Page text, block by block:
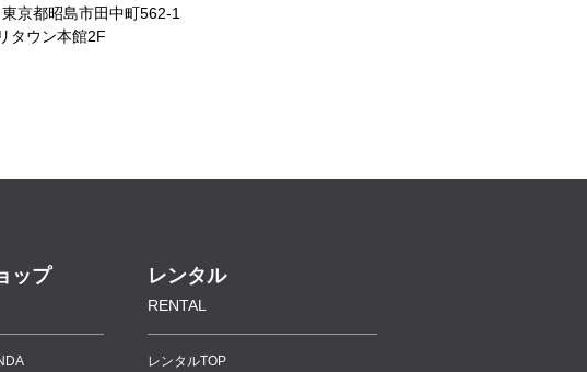
京都昭島市田中町562-1
タウン本館2F
ップ レンタル
RENTAL
レンタルTOP